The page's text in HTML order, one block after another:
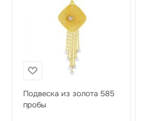
Подвеска из золота 585
пробы